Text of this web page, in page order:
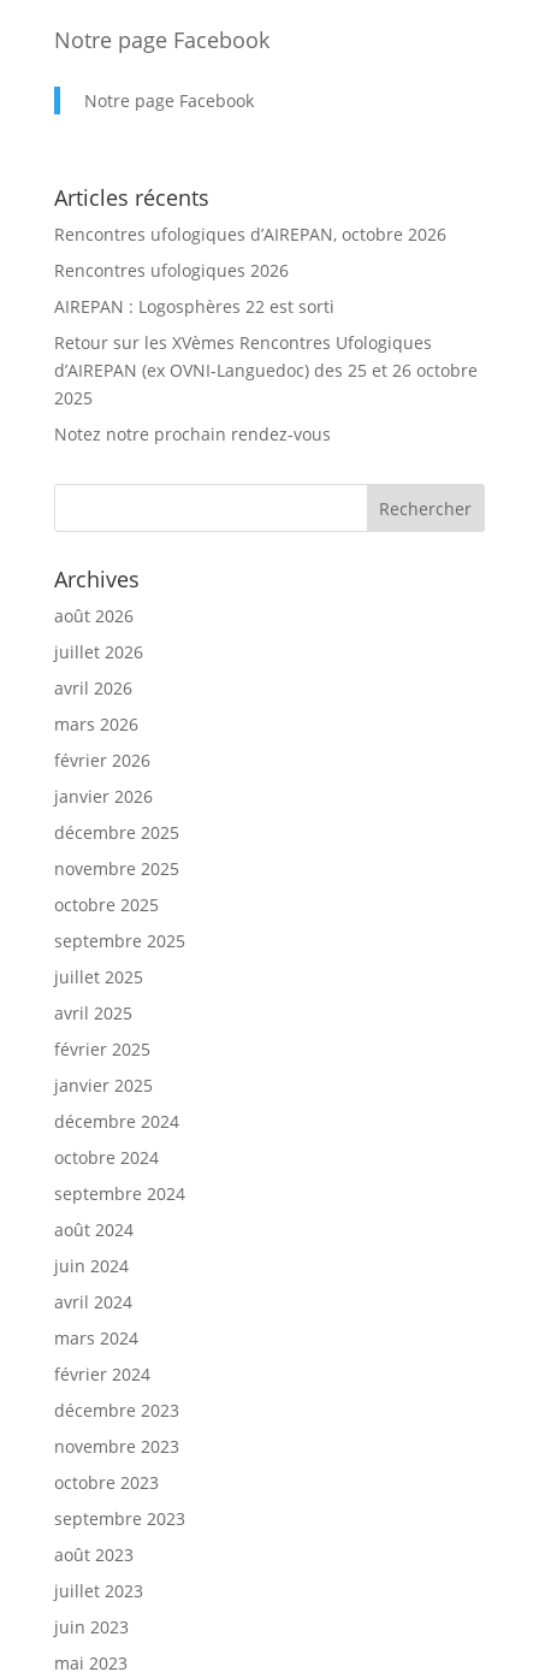
Notre page Facebook
Notre page Facebook
Articles récents
Rencontres ufologiques d’AIREPAN, octobre 2026
Rencontres ufologiques 2026
AIREPAN : Logosphères 22 est sorti
Retour sur les XVèmes Rencontres Ufologiques
d’AIREPAN (ex OVNI-Languedoc) des 25 et 26 octobre
2025
Notez notre prochain rendez-vous
Archives
août 2026
juillet 2026
avril 2026
mars 2026
février 2026
janvier 2026
décembre 2025
novembre 2025
octobre 2025
septembre 2025
juillet 2025
avril 2025
février 2025
janvier 2025
décembre 2024
octobre 2024
septembre 2024
août 2024
juin 2024
avril 2024
mars 2024
février 2024
décembre 2023
novembre 2023
octobre 2023
septembre 2023
août 2023
juillet 2023
juin 2023
mai 2023